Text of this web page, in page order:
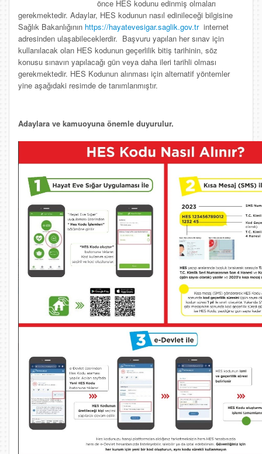
önce HES kodunu edinmiş olmaları
gerekmektedir. Adaylar, HES kodunun nasıl edinileceği bilgisine
Sağlık Bakanlığının https://hayatevesigar.saglik.gov.tr internet
adresinden ulaşabileceklerdir. Başvuru yapılan her sınav için
kullanılacak olan HES kodunun geçerlilik bitiş tarihinin, söz
konusu sınavın yapılacağı gün veya daha ileri tarihli olması
gerekmektedir. HES Kodunun alınması için alternatif yöntemler
yine aşağıdaki resimde de tanımlanmıştır.
Adaylara ve kamuoyuna önemle duyurulur.